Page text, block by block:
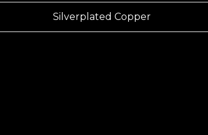
Silverplated Copper